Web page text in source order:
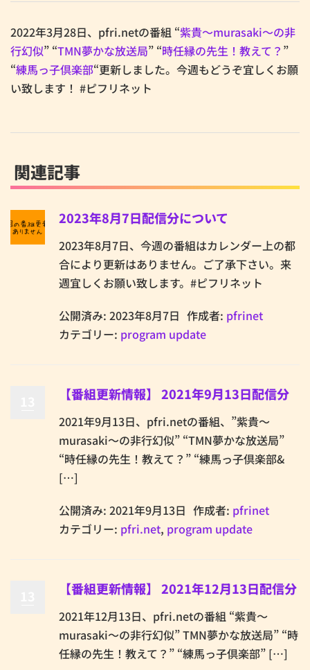
2022年3月28日、pfri.netの番組 “紫貴～murasaki～の非
行幻似” “TMN夢かな放送局” “時任縁の先生！教えて？ ”
“練馬っ子倶楽部“更新しました。今週もどうぞ宜しくお願
い致します！ #ピフリネット
関連記事
2023年8月7日配信分について
2023年8月7日、今週の番組はカレンダー上の都
合により更新はありません。ご了承下さい。来
週宜しくお願い致します。#ピフリネット
公開済み: 2023年8月7日 作成者: pfrinet
カテゴリー: program update
【番組更新情報】 2021年9月13日配信分
2021年9月13日、pfri.netの番組、”紫貴～
murasaki～の非行幻似” “TMN夢かな放送局”
“時任縁の先生！教えて？” “練馬っ子倶楽部&
[…]
公開済み: 2021年9月13日 作成者: pfrinet
カテゴリー: pfri.net, program update
【番組更新情報】 2021年12月13日配信分
2021年12月13日、pfri.netの番組 “紫貴～
murasaki～の非行幻似” TMN夢かな放送局” “時
任縁の先生！教えて？” “練馬っ子倶楽部” […]